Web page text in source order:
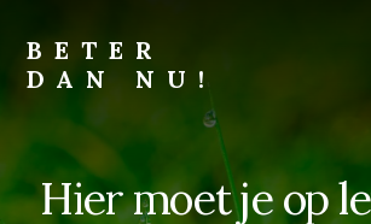
content
footer
BETER
DAN NU!
financieel,
Hier moet je op